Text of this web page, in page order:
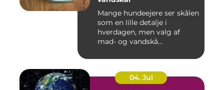
Mange hundeejere ser skålen
som en lille detalje i
hverdagen, men valg af
mad- og vandskå...
04. Jul